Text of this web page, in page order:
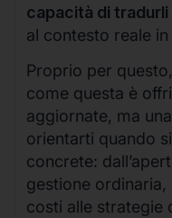
capacità di
al contesto reale
Proprio per
come questa è
aggiornate, ma una
orientarti quando
concrete:
gestione
costi alle strategie